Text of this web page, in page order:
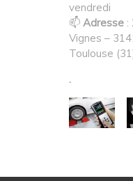
vendredi
📫 Adresse :
Vignes –
Toulouse
.